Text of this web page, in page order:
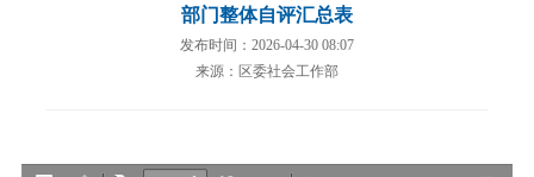
部门整体自评汇总表
发布时间：2026-04-30 08:07
来源：区委社会工作部